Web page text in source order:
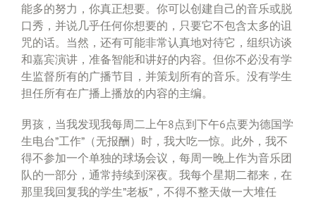
能多的努力，你真正想要。你可以创建自己的音乐或脱
口秀，并说几乎任何你想要的，只要它不包含太多的诅
咒的话。当然，还有可能非常认真地对待它，组织访谈
和嘉宾演讲，准备智能和讲好的内容。但你不必没有学
生监督所有的广播节目，并策划所有的音乐。没有学生
担任所有在广播上播放的内容的主编。
男孩，当我发现我每周二上午8点到下午6点要为德国学
生电台”工作”（无报酬）时，我大吃一惊。此外，我不
得不参加一个单独的球场会议，每周一晚上作为音乐团
队的一部分，通常持续到深夜。我每个星期二都来，在
那里我回复我的学生”老板”，不得不整天做一大堆任